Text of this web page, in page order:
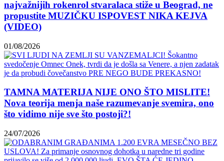
najvažnijih rokenrol stvaralaca stiže u Beograd, ne
propustite MUZIČKU ISPOVEST NIKA KEJVA
(VIDEO)
01/08/2026
TAMNA MATERIJA NIJE ONO ŠTO MISLITE!
Nova teorija menja naše razumevanje svemira, ono
što vidimo nije sve što postoji?!
24/07/2026